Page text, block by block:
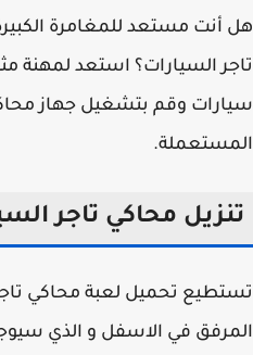
أنت مستعد للمغامرة الكبيرة
السيارات؟ استعد لمهنة
وقم بتشغيل جهاز
محاكي تاجر
تحميل لعبة محاكي تاجر
في الاسفل و الذي